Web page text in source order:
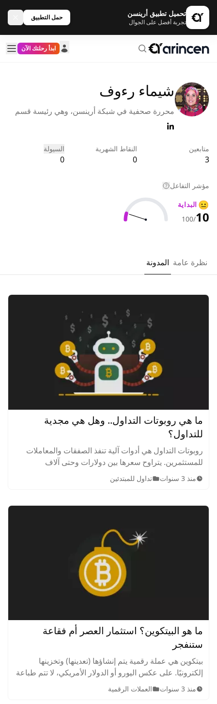
تحميل تطبيق أرينسن
تجربة أفضل على الجوال
حمل التطبيق
ابدأ رحلتك الآن
شيماء رءوف
محررة صحفية في شبكة أرينسن، وهي رئيسة قسم
التحرير لقسم اللغة العربية. قبل انضمامها إلى شبكة
بالإضافة إلى مساهمتها بأكثر من +1000 مقال عن ا
متابعين
3
النقاط الشهرية
0
السيولة
0
مؤشر التفاعل
😐 البداية
10
/100
نظرة عامة المدونة
ما هي روبوتات التداول.. وهل هي مجدية
للتداول؟
روبوتات التداول هي أدوات آلية تنفذ الصفقات والمعاملات
للمستثمرين. يتراوح سعرها بين دولارات وحتى آلاف
الدولارات كل حسب الإعدادات وإشارات التداول المختلفة.
تعرف عليها وكيف يمكنك الاستفادة منها.
منذ 3 سنوات تداول للمبتدئين
ما هو البيتكوين؟ استثمار العصر أم فقاعة
ستنفجر
بيتكوين هي عملة رقمية يتم إنشاؤها (تعدينها) وتخزينها
إلكترونيًا. على عكس اليورو أو الدولار الأمريكي، لا تتم طباعة
عملات البيتكوين أو إنتاجها فعليًا بواسطة البنوك المركزية،
ولكن يتم حسابها بشكل لامركزي
منذ 3 سنوات العملات الرقمية